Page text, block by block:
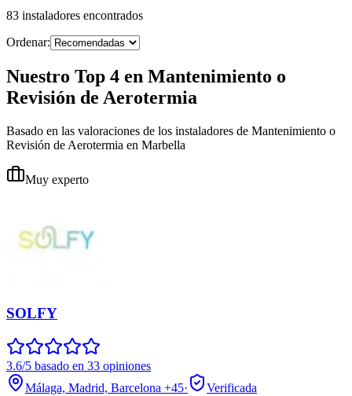
83 instaladores encontrados
Ordenar:
Nuestro Top 4 en Mantenimiento o
Revisión de Aerotermia
Basado en las valoraciones de los instaladores de Mantenimiento o
Revisión de Aerotermia en Marbella
Muy experto
SOLFY
3.6/5 basado en 33 opiniones
Málaga, Madrid, Barcelona +45·
Verificada